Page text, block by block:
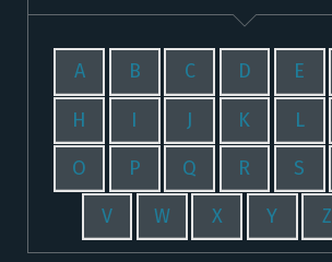
A B C D E
H I J K L
O P Q R S
V W X Y Z